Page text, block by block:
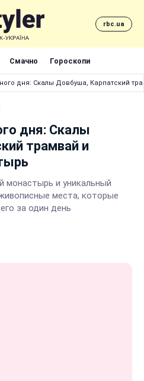
rbc.ua
Смачно Гороскопи
дня: Скалы Довбуша, Карпатский
дня: Скалы
трамвай и
монастырь и уникальный
места, которые
за один день